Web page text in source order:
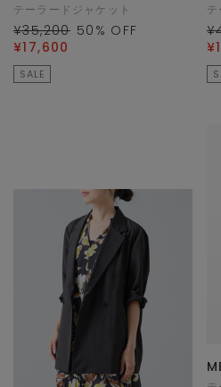
テーラードジャケット
¥35,200 50 % OFF
¥17,600
SALE